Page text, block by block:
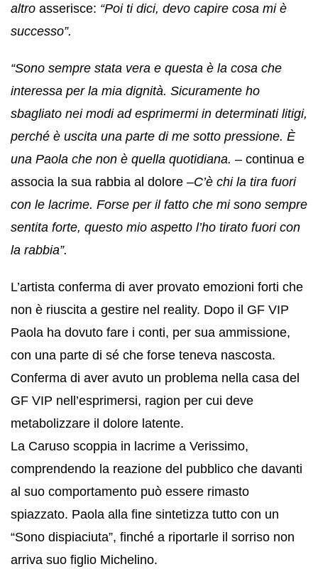
altro asserisce: “Poi ti dici, devo capire cosa mi è
successo”.
“Sono sempre stata vera e questa è la cosa che
interessa per la mia dignità. Sicuramente ho
sbagliato nei modi ad esprimermi in determinati litigi,
perché è uscita una parte di me sotto pressione. È
una Paola che non è quella quotidiana. – continua e
associa la sua rabbia al dolore –C’è chi la tira fuori
con le lacrime. Forse per il fatto che mi sono sempre
sentita forte, questo mio aspetto l’ho tirato fuori con
la rabbia”.
L’artista conferma di aver provato emozioni forti che
non è riuscita a gestire nel reality. Dopo il GF VIP
Paola ha dovuto fare i conti, per sua ammissione,
con una parte di sé che forse teneva nascosta.
Conferma di aver avuto un problema nella casa del
GF VIP nell’esprimersi, ragion per cui deve
metabolizzare il dolore latente.
La Caruso scoppia in lacrime a Verissimo,
comprendendo la reazione del pubblico che davanti
al suo comportamento può essere rimasto
spiazzato. Paola alla fine sintetizza tutto con un
“Sono dispiaciuta”, finché a riportarle il sorriso non
arriva suo figlio Michelino.